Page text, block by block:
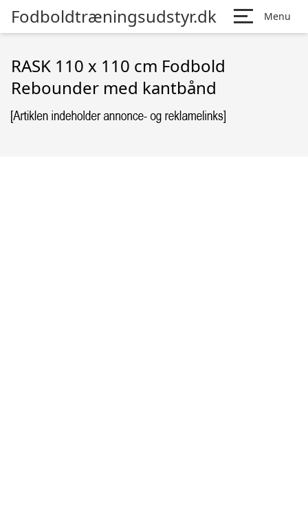
Fodboldtræningsudstyr.dk Menu
RASK 110 x 110 cm Fodbold
Rebounder med kantbånd